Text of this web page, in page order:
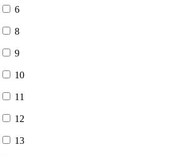
6
8
9
10
11
12
13